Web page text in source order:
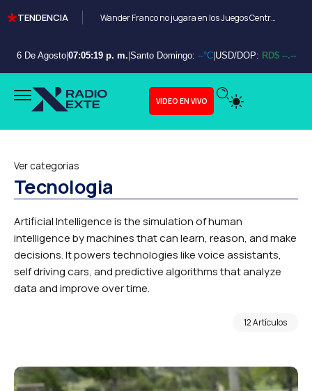
TENDENCIA Wander Franco no jugara en los Juegos Centroamericanos y de el Caribe Santo Domingo 2026
6 De Agosto| 07:05:20 p. m. Santo Domingo: --°C| USD/DOP: RD$ --.--
VIDEO EN VIVO
Ver categorias
Tecnologia
Artificial Intelligence is the simulation of human
intelligence by machines that can learn, reason, and make
decisions. It powers technologies like voice assistants,
self driving cars, and predictive algorithms that analyze
data and improve over time.
12 Artículos